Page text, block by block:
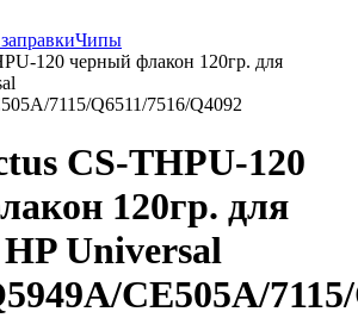
Чипы
120 черный флакон 120гр. для
7115/Q6511/7516/Q4092
CS-THPU-120
120гр. для
Universal
CE505A/